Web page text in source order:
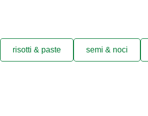
risotti & paste semi & noci